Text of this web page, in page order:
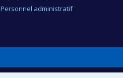
Personnel administratif